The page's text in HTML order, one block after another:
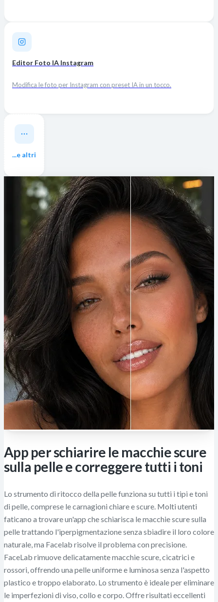
Editor Foto IA Instagram
Modifica le foto per Instagram con preset IA in un tocco.
...e altri
App per schiarire le macchie scure
sulla pelle e correggere tutti i toni
Lo strumento di ritocco della pelle funziona su tutti i tipi e toni
di pelle, comprese le carnagioni chiare e scure. Molti utenti
faticano a trovare un'app che schiarisca le macchie scure sulla
pelle trattando l'iperpigmentazione senza sbiadire il loro colore
naturale, ma Facelab risolve il problema con precisione.
FaceLab rimuove delicatamente macchie scure, cicatrici e
rossori, offrendo una pelle uniforme e luminosa senza l'aspetto
plastico e troppo elaborato. Lo strumento è ideale per eliminare
le imperfezioni di viso, collo e corpo. Offre risultati eccellenti